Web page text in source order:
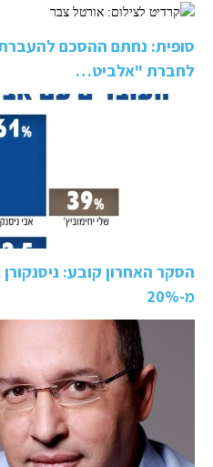
סופית: נחתם ההסכם
לחברת "אלביט…
הסקר האחרון קובע:
מ-20%